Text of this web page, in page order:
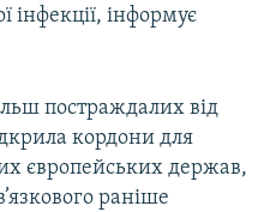
інформує
постраждалих від
кордони для
європейських держав,
раніше